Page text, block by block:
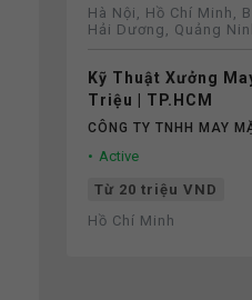
Hà Nội, Hồ Chí Minh,
Hải Dương, Quảng
Kỹ Thuật Xưởng
Triệu | TP.HCM
CÔNG TY TNHH MAY
Active
Từ 20 triệu VND
Hồ Chí Minh